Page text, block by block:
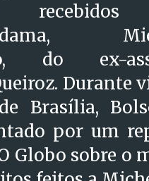
recebidos
dama,
do ex-
Durante
Brasília,
por um
Globo sobre o